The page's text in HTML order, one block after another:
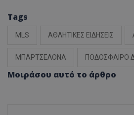
Tags
MLS ΑΘΛΗΤΙΚΕΣ ΕΙΔΗΣΕΙΣ
ΜΠΑΡΤΣΕΛΟΝΑ ΠΟΔΟΣΦΑΙΡΟ
Μοιράσου αυτό το άρθρο